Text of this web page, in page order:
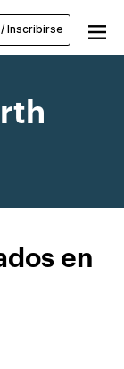
Inscribirse
en